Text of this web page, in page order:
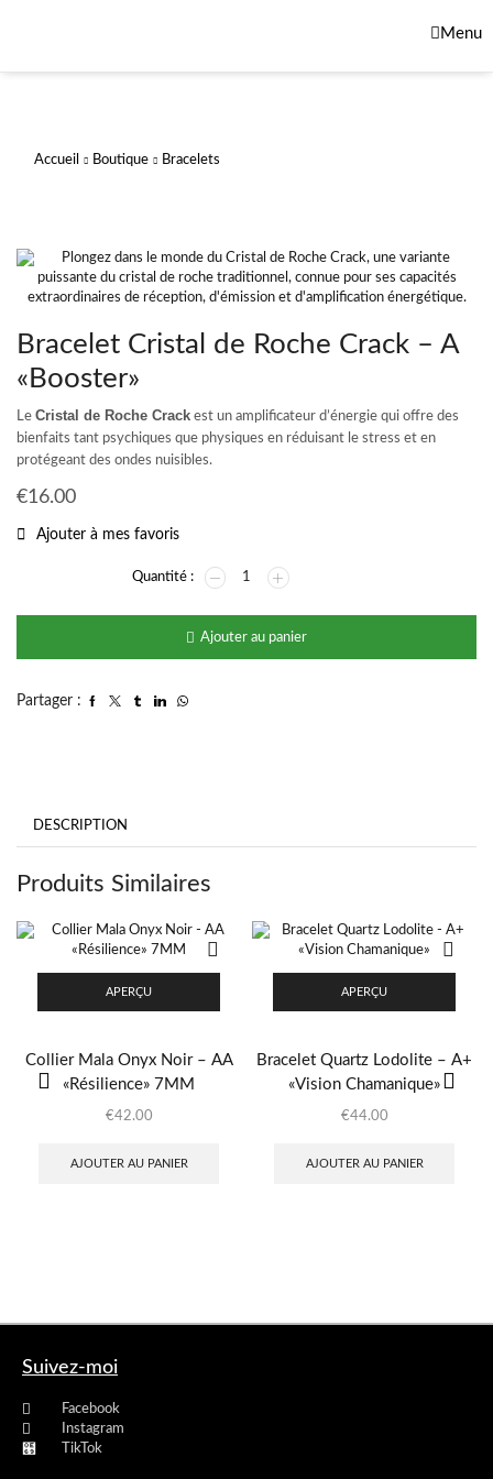
Menu
Accueil Boutique Bracelets
Bracelet Cristal de Roche Crack – A
«Booster»
Le Cristal de Roche Crack est un amplificateur d’énergie qui offre des
bienfaits tant psychiques que physiques en réduisant le stress et en
protégeant des ondes nuisibles.
€16.00
Ajouter à mes favoris
Ajouter au panier
Partager :
DESCRIPTION
Produits Similaires
APERÇU
Collier Mala Onyx Noir – AA
«Résilience» 7MM
€42.00
AJOUTER AU PANIER
APERÇU
Bracelet Quartz Lodolite – A+
«Vision Chamanique»
€44.00
AJOUTER AU PANIER
Suivez-moi
Facebook
Instagram
TikTok